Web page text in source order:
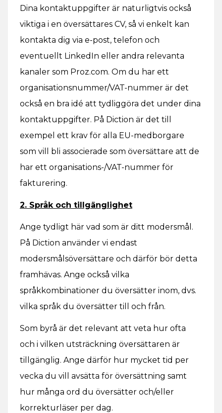
Dina kontaktuppgifter är naturligtvis också
viktiga i en översättares CV, så vi enkelt kan
kontakta dig via e-post, telefon och
eventuellt LinkedIn eller andra relevanta
kanaler som Proz.com. Om du har ett
organisationsnummer/VAT-nummer är det
också en bra idé att tydliggöra det under dina
kontaktuppgifter. På Diction är det till
exempel ett krav för alla EU-medborgare
som vill bli associerade som översättare att de
har ett organisations-/VAT-nummer för
fakturering.
2. Språk och tillgänglighet
Ange tydligt här vad som är ditt modersmål.
På Diction använder vi endast
modersmålsöversättare och därför bör detta
framhävas. Ange också vilka
språkkombinationer du översätter inom, dvs.
vilka språk du översätter till och från.
Som byrå är det relevant att veta hur ofta
och i vilken utsträckning översättaren är
tillgänglig. Ange därför hur mycket tid per
vecka du vill avsätta för översättning samt
hur många ord du översätter och/eller
korrekturläser per dag.